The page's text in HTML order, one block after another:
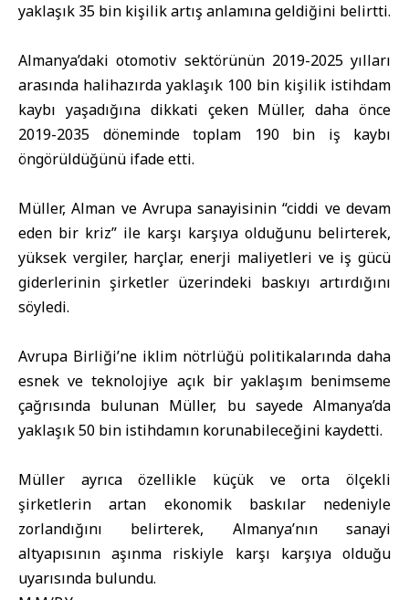
yaklaşık 35 bin kişilik artış anlamına geldiğini belirtti.
Almanya’daki otomotiv sektörünün 2019-2025 yılları
arasında halihazırda yaklaşık 100 bin kişilik istihdam
kaybı yaşadığına dikkati çeken Müller, daha önce
2019-2035 döneminde toplam 190 bin iş kaybı
öngörüldüğünü ifade etti.
Müller, Alman ve Avrupa sanayisinin “ciddi ve devam
eden bir kriz” ile karşı karşıya olduğunu belirterek,
yüksek vergiler, harçlar, enerji maliyetleri ve iş gücü
giderlerinin şirketler üzerindeki baskıyı artırdığını
söyledi.
Avrupa Birliği’ne iklim nötrlüğü politikalarında daha
esnek ve teknolojiye açık bir yaklaşım benimseme
çağrısında bulunan Müller, bu sayede Almanya’da
yaklaşık 50 bin istihdamın korunabileceğini kaydetti.
Müller ayrıca özellikle küçük ve orta ölçekli
şirketlerin artan ekonomik baskılar nedeniyle
zorlandığını belirterek, Almanya’nın sanayi
altyapısının aşınma riskiyle karşı karşıya olduğu
uyarısında bulundu.